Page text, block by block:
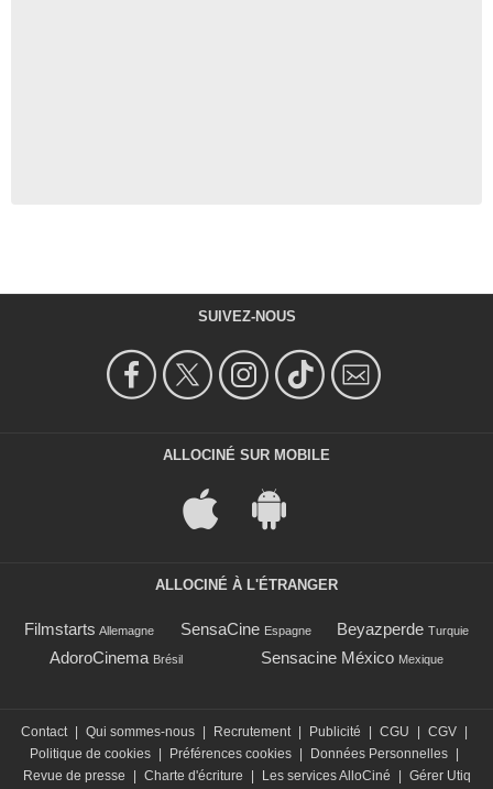
SUIVEZ-NOUS
ALLOCINÉ SUR MOBILE
ALLOCINÉ À L'ÉTRANGER
Filmstarts Allemagne SensaCine Espagne Beyazperde Turquie
AdoroCinema Brésil Sensacine México Mexique
Contact | Qui sommes-nous | Recrutement | Publicité | CGU | CGV |
Politique de cookies | Préférences cookies | Données Personnelles |
Revue de presse
| Charte d'écriture | Les services AlloCiné | Gérer Utiq